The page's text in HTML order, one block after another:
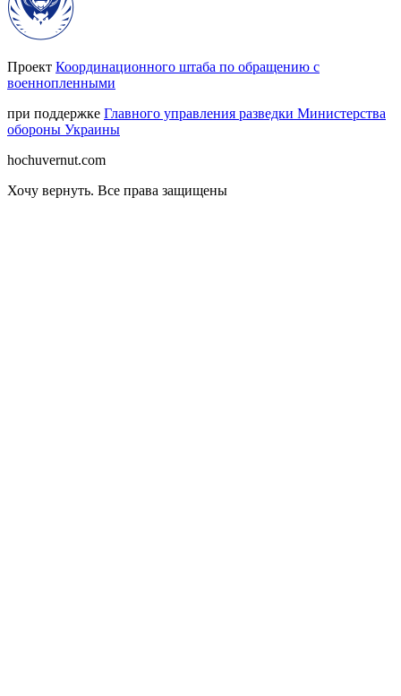
Проект Координационного штаба по обращению с
военнопленными
при поддержке Главного управления разведки Министерства
обороны Украины
hochuvernut.com
Хочу вернуть. Все права защищены